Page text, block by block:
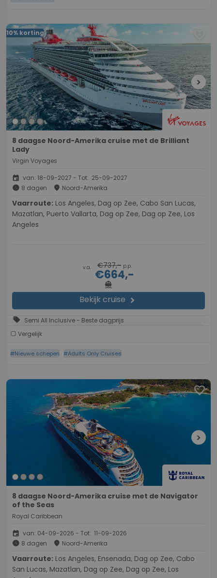
10% korting
chevron_right
8 daagse Noord-Amerika cruise met de Brilliant
Lady
Virgin Voyages
event van: 18-09-2027 - Tot: 25-09-2027
schedule 8 dagen place Noord-Amerika
Vaarroute:
Mazatlan, Puerto Vallarta, Dag op Zee, Dag op Zee, Los
Angeles
v.a. €737,- p.p.
€664,-
directions_boat
Bekijk cruise chevron_right
sell Semi All Inclusive - Beste dagprijs
Vergelijk
#Nieuwe schepen #Adults Only Cruises
favorite
chevron_right
8 daagse Noord-Amerika cruise met de Navigator
of the Seas
Royal Caribbean
event van: 04-09-2026 - Tot: 11-09-2026
schedule 8 dagen place Noord-Amerika
Vaarroute:
San Lucas, Mazatlan, Dag op Zee, Dag op Zee, Los